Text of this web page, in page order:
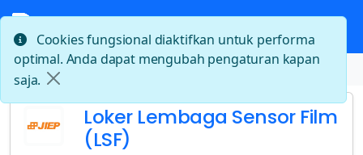
Beranda Loker Lembaga Sensor Film (LSF)
Loker Lembaga Sensor Film
(LSF)
Cookies fungsional diaktifkan untuk performa
optimal. Anda dapat mengubah pengaturan kapan
saja.